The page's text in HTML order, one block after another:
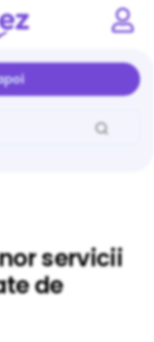
servicii
de